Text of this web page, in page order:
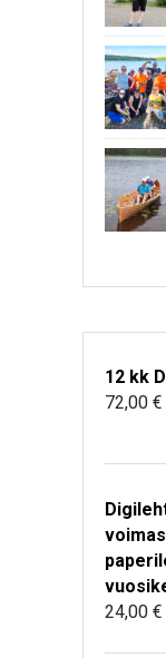
12 kk
72,00 €
24,00 €